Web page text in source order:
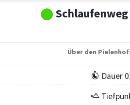
Über den
Dauer